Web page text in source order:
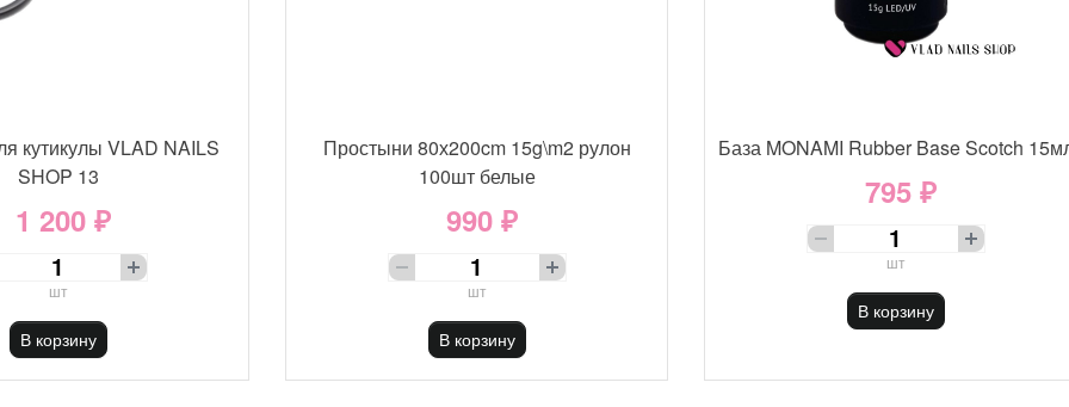
кутикулы VLAD NAILS
SHOP 13
1 200 ₽
шт
В корзину
Простыни 80х200cm 15g\m2 рулон
100шт белые
990 ₽
шт
В корзину
База MONAMI Rubber Base Scotch
795 ₽
шт
В корзину